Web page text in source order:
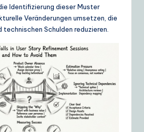
Identifizierung dieser Muster
Veränderungen umsetzen, die
Schulden reduzieren.